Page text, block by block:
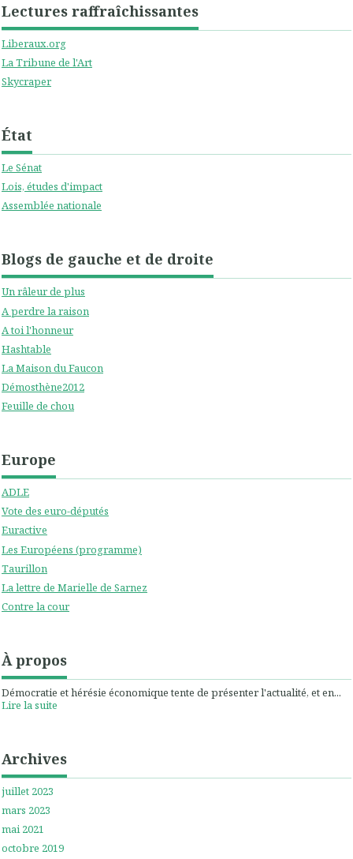
Lectures raffraîchissantes
Liberaux.org
La Tribune de l'Art
Skycraper
État
Le Sénat
Lois, études d'impact
Assemblée nationale
Blogs de gauche et de droite
Un râleur de plus
A perdre la raison
A toi l'honneur
Hashtable
La Maison du Faucon
Démosthène2012
Feuille de chou
Europe
ADLE
Vote des euro-députés
Euractive
Les Européens (programme)
Taurillon
La lettre de Marielle de Sarnez
Contre la cour
À propos
Démocratie et hérésie économique tente de présenter l'actualité, et en...
Lire la suite
Archives
juillet 2023
mars 2023
mai 2021
octobre 2019